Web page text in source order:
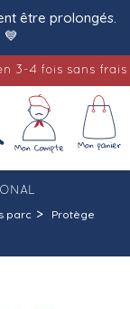
être prolongés.
fois sans frais :)
parc
Protège